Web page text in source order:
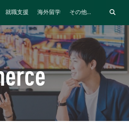
就職支援 海外留学 その他...